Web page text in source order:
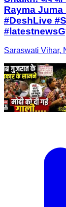
Rayma
#DeshLive
Saraswati Vihar,